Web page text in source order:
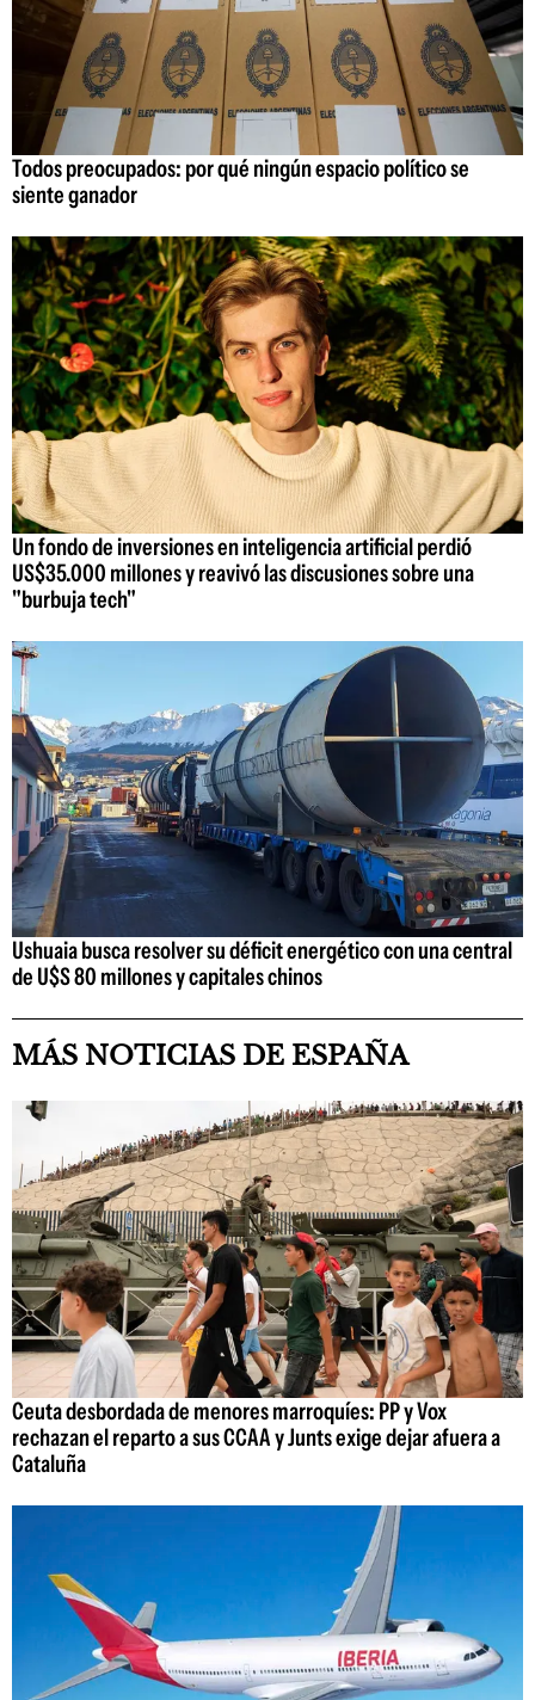
Todos preocupados: por qué ningún espacio político se
siente ganador
Un fondo de inversiones en inteligencia artificial perdió
US$35.000 millones y reavivó las discusiones sobre una
"burbuja tech"
Ushuaia busca resolver su déficit energético con una central
de U$S 80 millones y capitales chinos
MÁS NOTICIAS DE ESPAÑA
Ceuta desbordada de menores marroquíes: PP y Vox
rechazan el reparto a sus CCAA y Junts exige dejar afuera a
Cataluña